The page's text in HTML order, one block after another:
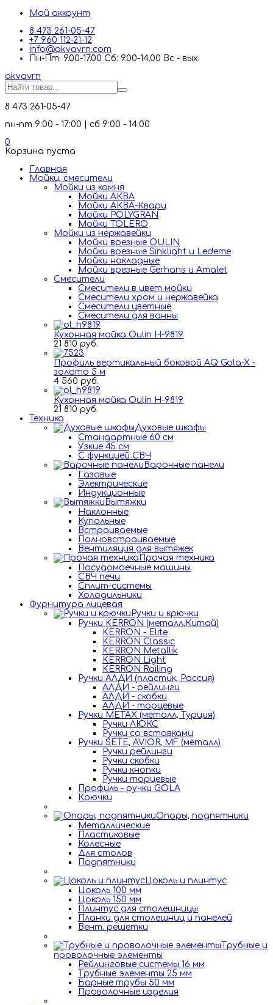
Мой аккаунт
8 473 261-05-47
+7 960 112-21-12
info@akvavrn.com
Пн-Пт: 9.00-17.00 Сб: 9.00-14.00 Вс - вых.
akvavrn
8 473 261-05-47
пн-пт 9:00 - 17:00 | сб 9:00 - 14:00
0
Корзина пуста
Главная
Мойки, смесители
Mойки из камня
Мойки АКВА
Мойки АКВА-Кварц
Мойки POLYGRAN
Мойки TOLERO
Мойки из нержавейки
Мойки врезные OULIN
Мойки врезные Sinklight и Ledeme
Мойки накладные
Мойки врезные Gerhans и Amalet
Смесители
Смесители в цвет мойки
Смесители хром и нержавейка
Смесители цветные
Смесители для ванны
Кухонная мойка Oulin H-9819
21 810 руб.
Профиль вертикальный боковой AQ Gola-X -
золото 5 м
4 560 руб.
Кухонная мойка Oulin H-9819
21 810 руб.
Техника
Духовые шкафы
Стандартные 60 см
Узкие 45 см
С функцией СВЧ
Варочные панели
Газовые
Электрические
Индукционные
Вытяжки
Наклонные
Купольные
Встраиваемые
Полновстраиваемые
Вентиляция для вытяжек
Прочая техника
Посудомоечные машины
СВЧ печи
Сплит-системы
Холодильники
Фурнитура лицевая
Ручки и крючки
Ручки KERRON (металл,Китай)
KERRON - Elite
KERRON Classic
KERRON Metallik
KERRON Light
KERRON Railing
Ручки АЛДИ (пластик, Россия)
АЛДИ - рейлинги
АЛДИ - скобки
АЛДИ - торцевые
Ручки METAX (металл, Турция)
Ручки ЛЮКС
Ручки со вставками
Ручки SETE, AVIOR, MF (металл)
Ручки рейлинги
Ручки скобки
Ручки кнопки
Ручки торцевые
Профиль - ручки GOLA
Крючки
Опоры, подпятники
Металлические
Пластиковые
Колесные
Для столов
Подпятники
Цоколь и плинтус
Цоколь 100 мм
Цоколь 150 мм
Плинтус для столешницы
Планки для столешниц и панелей
Вент. решетки
Трубные и
проволочные элементы
Рейлинговые системы 16 мм
Трубные элементы 25 мм
Барные трубы 50 мм
Проволочные изделия